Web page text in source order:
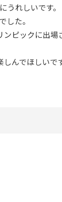
うれしいです。
した。
ピックに出
んでほしいで